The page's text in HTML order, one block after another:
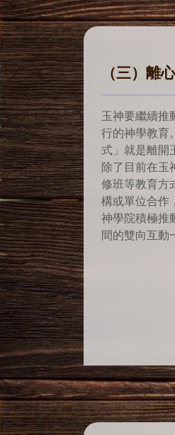
（三）離
玉神要繼續
行的神學教育
式」就是離開
除了目前在玉
修班等教育方
構或單位合作
神學院積極推
間的雙向互動